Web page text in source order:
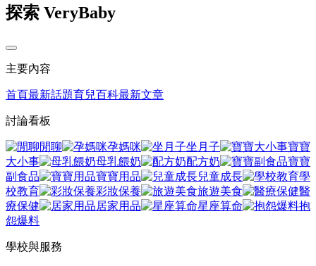
探索 VeryBaby
主要內容
首頁最新話題育兒百科最新文章
討論看板
閒聊 孕媽咪 坐月子
寶寶
大小事
母乳餵奶 配方奶
寶寶
副食品
寶寶用品 兒童成長
學
校教育
彩妝保養 旅遊美食
醫
療保健
居家用品 星座算命
抱
怨爆料
學校與服務